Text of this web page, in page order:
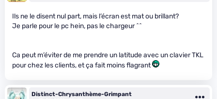
Ils ne le disent nul part, mais l’écran est mat ou brillant?
Je parle pour le pc hein, pas le chargeur ^^
Ca peut m’éviter de me prendre un latitude avec un clavier TKL
pour chez les clients, et ça fait moins flagrant
Distinct-Chrysanthème-Grimpant